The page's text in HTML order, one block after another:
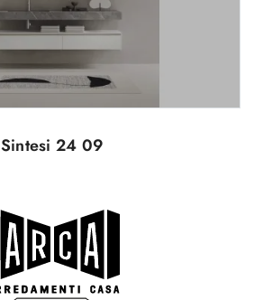
Sintesi 24 09